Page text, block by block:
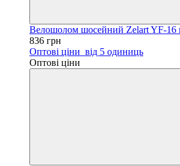
Велошолом шосейний Zelart YF-16
836 грн
Оптові ціни від 5 одиниць
Оптові ціни